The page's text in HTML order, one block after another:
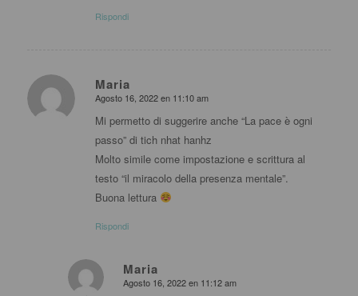
Rispondi
Maria
dice:
Agosto 16, 2022 en 11:10 am
Mi permetto di suggerire anche “La pace è ogni
passo” di tich nhat hanhz
Molto simile come impostazione e scrittura al
testo “il miracolo della presenza mentale”.
Buona lettura
Rispondi
Maria
dice:
Agosto 16, 2022 en 11:12 am